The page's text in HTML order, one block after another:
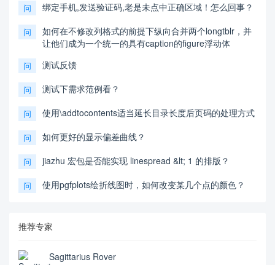
问 绑定手机,发送验证码,老是未点中正确区域！怎么回事？
问
如何在不修改列格式的前提下纵向合并两个longtblr，并
让他们成为一个统一的具有caption的figure浮动体
问 测试反馈
问 测试下需求范例看？
问 使用\addtocontents适当延长目录长度后页码的处理方式
问 如何更好的显示偏差曲线？
问 jiazhu 宏包是否能实现 linespread &lt; 1 的排版？
问 使用pgfplots绘折线图时，如何改变某几个点的颜色？
推荐专家
Sagittarius Rover